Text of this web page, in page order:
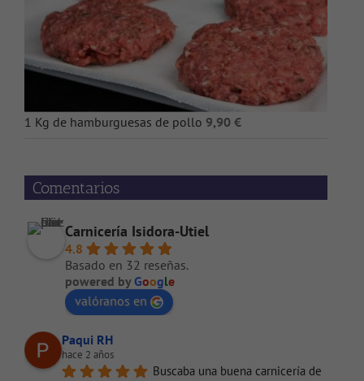
1 Kg de hamburguesas de pollo 9,90 €
Comentarios
Carnicería Isidora-Utiel
4.8
Basado en 32 reseñas.
powered byGoogle
valóranos en
Paqui RH
hace 2 años
Buscaba una buena carnicería de